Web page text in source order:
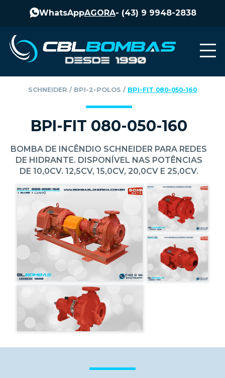
WhatsAppAGORA- (43) 9 9948-2838
SCHNEIDER ‎ / ‎ BPI-2-POLOS ‎ / ‎ BPI-FIT 080-050-160
BPI-FIT 080-050-160
BOMBA DE INCÊNDIO SCHNEIDER PARA REDES
DE HIDRANTE. DISPONÍVEL NAS POTÊNCIAS
DE 10,0CV. 12,5CV, 15,0CV, 20,0CV E 25,0CV.